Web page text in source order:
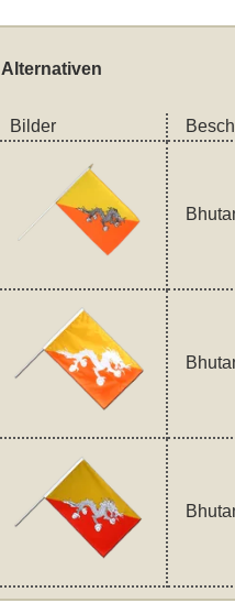
Alternativen
Bilder